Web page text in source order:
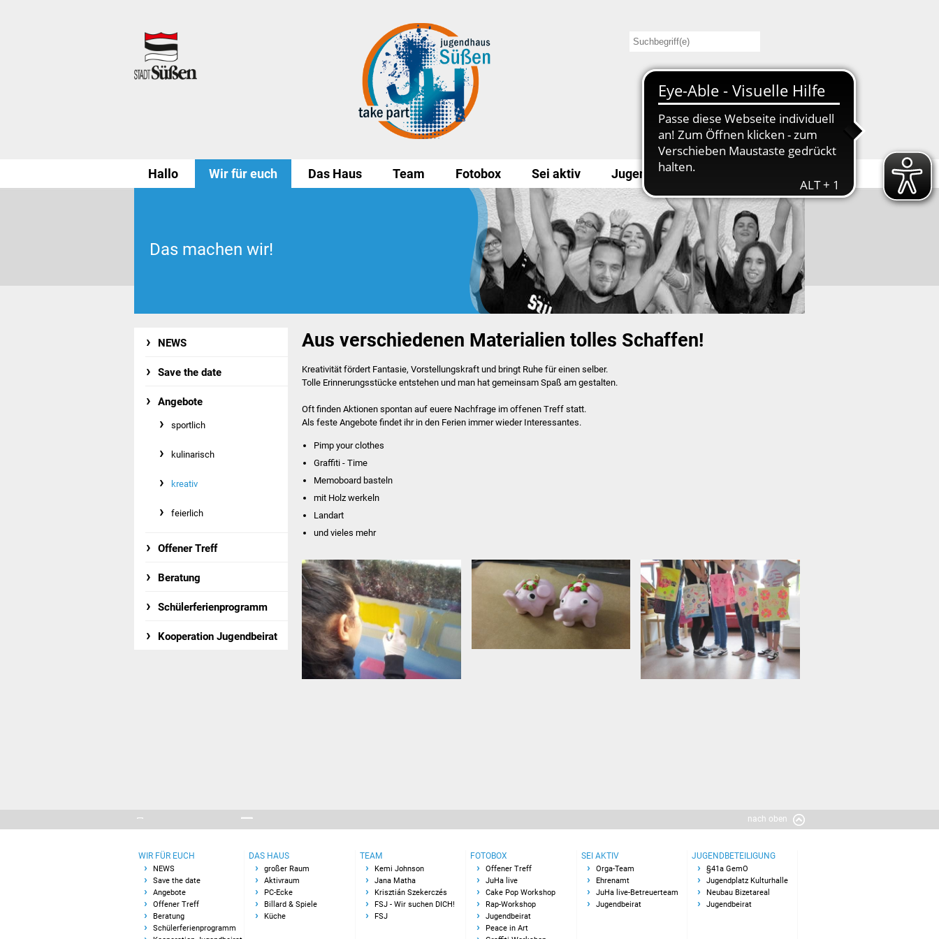
Hallo Wir für euch Das Haus Team Fotobox Sei aktiv Jugendbeteiligung
Das machen wir!
NEWS
Save the date
Angebote
sportlich
kulinarisch
kreativ
feierlich
Offener Treff
Beratung
Schülerferienprogramm
Kooperation Jugendbeirat
Aus verschiedenen Materialien tolles Schaffen!
Kreativität fördert Fantasie, Vorstellungskraft und bringt Ruhe für einen selber.
Tolle Erinnerungsstücke entstehen und man hat gemeinsam Spaß am gestalten.
Oft finden Aktionen spontan auf euere Nachfrage im offenen Treff statt.
Als feste Angebote findet ihr in den Ferien immer wieder Interessantes.
Pimp your clothes
Graffiti - Time
Memoboard basteln
mit Holz werkeln
Landart
und vieles mehr
nach oben
WIR FÜR EUCH
NEWS
Save the date
Angebote
Offener Treff
Beratung
Schülerferienprogramm
DAS HAUS
großer Raum
Aktivraum
PC-Ecke
Billard & Spiele
Küche
TEAM
Kemi Johnson
Jana Matha
Krisztián Szekerczés
FSJ - Wir suchen DICH!
FSJ
FOTOBOX
Offener Treff
JuHa live
Cake Pop Workshop
Rap-Workshop
Jugendbeirat
Peace in Art
SEI AKTIV
Orga-Team
Ehrenamt
JuHa live-Betreuerteam
Jugendbeirat
JUGENDBETEILIGUNG
§41a GemO
Jugendplatz Kulturhalle
Neubau Bizetareal
Jugendbeirat